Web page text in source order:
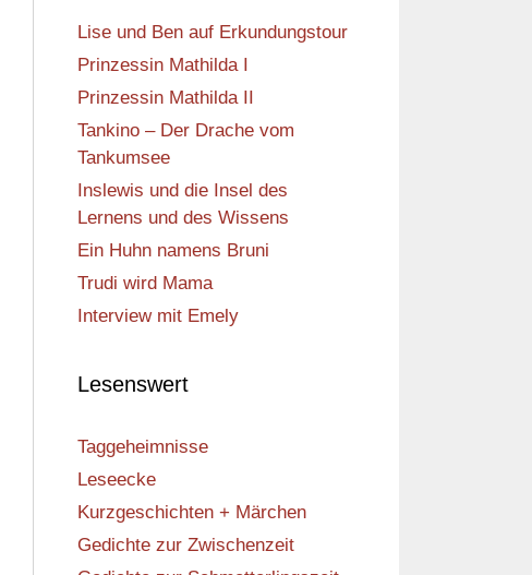
Lise und Ben auf Erkundungstour
Prinzessin Mathilda I
Prinzessin Mathilda II
Tankino – Der Drache vom
Tankumsee
Inslewis und die Insel des
Lernens und des Wissens
Ein Huhn namens Bruni
Trudi wird Mama
Interview mit Emely
Lesenswert
Taggeheimnisse
Leseecke
Kurzgeschichten + Märchen
Gedichte zur Zwischenzeit